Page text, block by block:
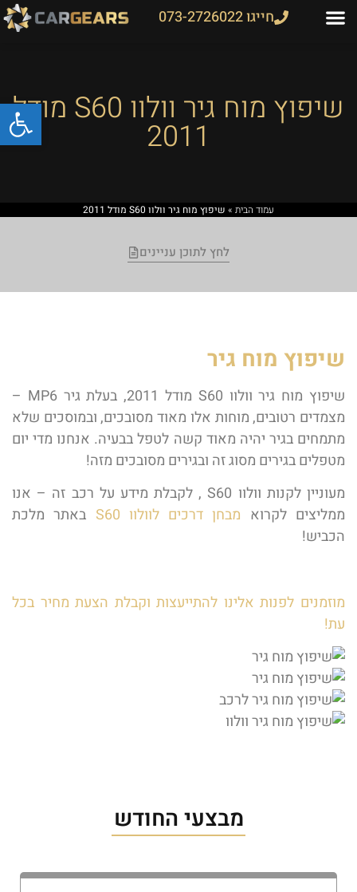
חייגו 073-2726022
שיפוץ מוח גיר וולוו S60 מודל
2011
עמוד הבית » שיפוץ מוח גיר וולוו S60 מודל 2011
לחץ לתוכן עניינים
שיפוץ מוח גיר
שיפוץ מוח גיר וולוו S60 מודל 2011, בעלת גיר MP6 –
מצמדים רטובים, מוחות אלו מאוד מסובכים, ובמוסכים שלא
מתמחים בגיר יהיה מאוד קשה לטפל בבעיה. אנחנו מדי יום
מטפלים בגירים מסוג זה ובגירים מסובכים מזה!
מעוניין לקנות וולוו S60 , לקבלת מידע על רכב זה – אנו
ממליצים לקרוא מבחן דרכים לוולוו S60
באתר מלכת
הכביש!
מוזמנים לפנות אלינו להתייעצות וקבלת הצעת מחיר בכל
עת!
מבצעי החודש